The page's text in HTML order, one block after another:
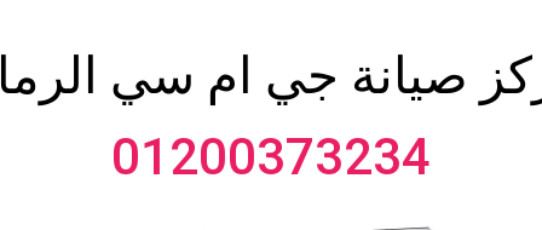
صيانة جي ام سي
01200373234